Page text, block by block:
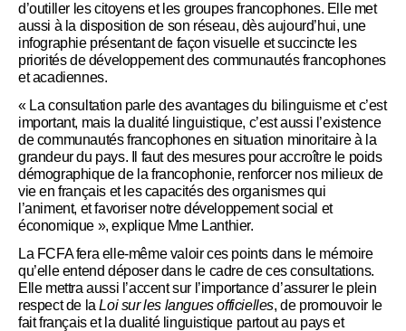
d’outiller les citoyens et les groupes francophones. Elle met
aussi à la disposition de son réseau, dès aujourd’hui, une
infographie présentant de façon visuelle et succincte les
priorités de développement des communautés francophones
et acadiennes.
« La consultation parle des avantages du bilinguisme et c’est
important, mais la dualité linguistique, c’est aussi l’existence
de communautés francophones en situation minoritaire à la
grandeur du pays. Il faut des mesures pour accroître le poids
démographique de la francophonie, renforcer nos milieux de
vie en français et les capacités des organismes qui
l’animent, et favoriser notre développement social et
économique », explique Mme Lanthier.
La FCFA fera elle-même valoir ces points dans le mémoire
qu’elle entend déposer dans le cadre de ces consultations.
Elle mettra aussi l’accent sur l’importance d’assurer le plein
respect de laLoi sur les langues officielles, de promouvoir le
fait français et la dualité linguistique partout au pays et